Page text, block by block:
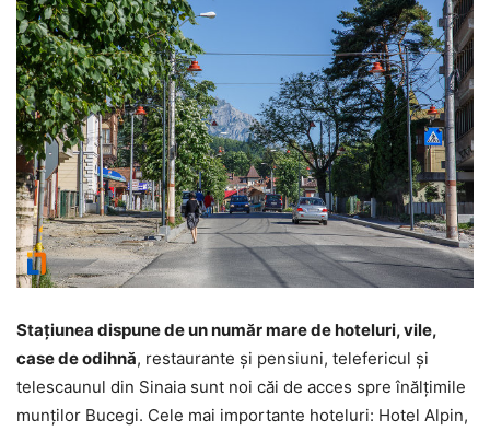
Staţiunea dispune de un număr mare de hoteluri, vile,
case de odihnă, restaurante şi pensiuni, telefericul şi
telescaunul din Sinaia sunt noi căi de acces spre înălţimile
munţilor Bucegi. Cele mai importante hoteluri: Hotel Alpin,